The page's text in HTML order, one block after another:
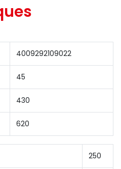
4009292109022
45
430
620
250